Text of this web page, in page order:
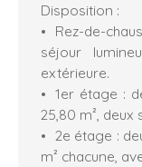
Disposition :
Rez-de-
séjour
extérieure.
1er étage :
25,80 m², deux
2e étage :
m² chacune,